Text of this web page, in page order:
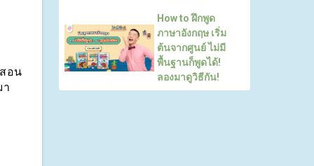
อน
า
How to ฝึกพูด
ภาษาอังกฤษ เริ่ม
ต้นจากศูนย์ ไม่มี
พื้นฐานก็พูดได้!
ลองมาดูวิธีกัน!